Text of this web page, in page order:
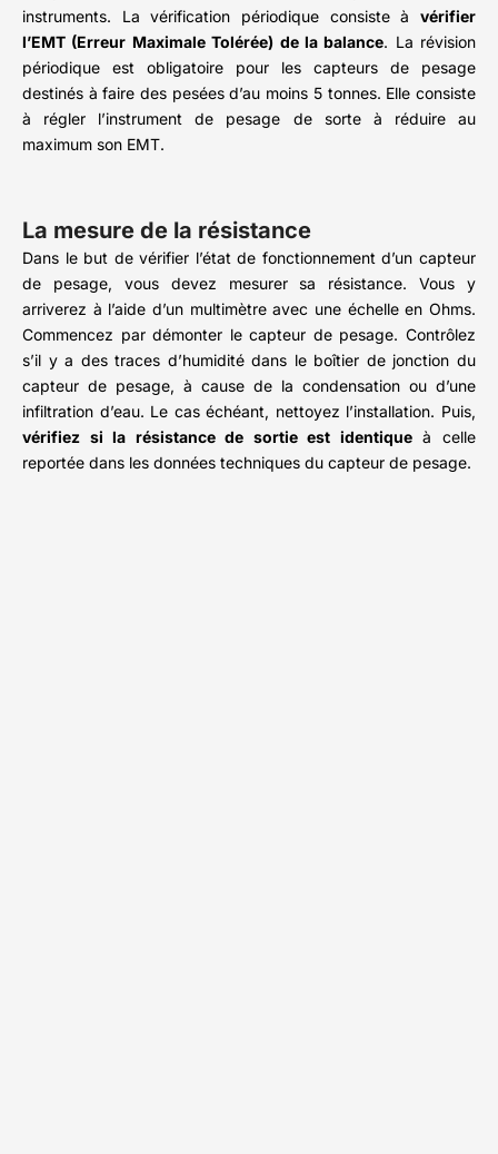
instruments. La vérification périodique consiste à vérifier
l’EMT (Erreur Maximale Tolérée) de la balance. La révision
périodique est obligatoire pour les capteurs de pesage
destinés à faire des pesées d’au moins 5 tonnes. Elle consiste
à régler l’instrument de pesage de sorte à réduire au
maximum son EMT.
La mesure de la résistance
Dans le but de vérifier l’état de fonctionnement d’un capteur
de pesage, vous devez mesurer sa résistance. Vous y
arriverez à l’aide d’un multimètre avec une échelle en Ohms.
Commencez par démonter le capteur de pesage. Contrôlez
s’il y a des traces d’humidité dans le boîtier de jonction du
capteur de pesage, à cause de la condensation ou d’une
infiltration d’eau. Le cas échéant, nettoyez l’installation. Puis,
vérifiez si la résistance de sortie est identiqueà celle
reportée dans les données techniques du capteur de pesage.